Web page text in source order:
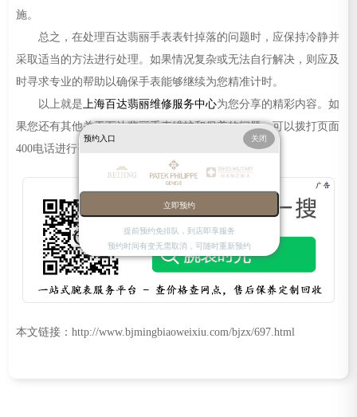
施。
总之，在处理百达翡丽手表表针掉落的问题时，应保持冷静并
采取适当的方法进行处理。如果情况复杂或无法自行解决，则应及
时寻求专业的帮助以确保手表能够继续为您精准计时。
以上就是上海百达翡丽维修服务中心为您分享的精彩内容。如
果您还有其他关于百达翡丽手表维护和保养的问题，可以拨打页面
400电话进行咨询，我们将竭诚为您服务。
本文链接：http://www.bjmingbiaoweixiu.com/bjzx/697.html
预约入口 关闭
立即预约
提前预约免排队，到店即享服务
预约时间有变无需取消，可随时重新预约